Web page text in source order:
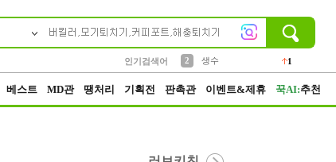
인기검색어
2
생수
1
베스트 MD관 땡처리 기획전 판촉관 이벤트&제휴 꾹AI:추천